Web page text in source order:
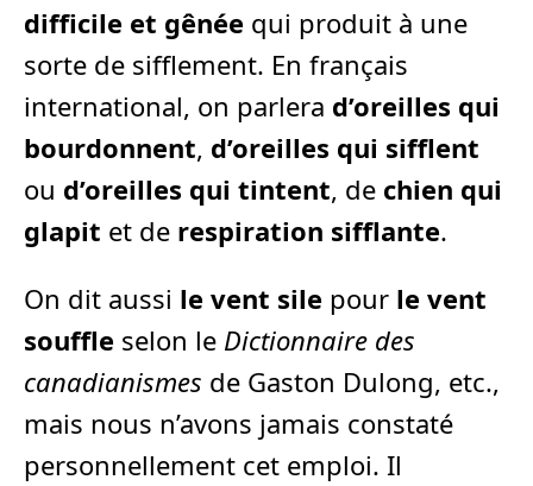
difficile et gênée qui produit à une
sorte de sifflement. En français
international, on parlera d’oreilles qui
bourdonnent, d’oreilles qui sifflent
ou d’oreilles qui tintent, de chien qui
glapit et de respiration sifflante.
On dit aussi le vent sile pour le vent
souffle selon le Dictionnaire des
canadianismes de Gaston Dulong, etc.,
mais nous n’avons jamais constaté
personnellement cet emploi. Il